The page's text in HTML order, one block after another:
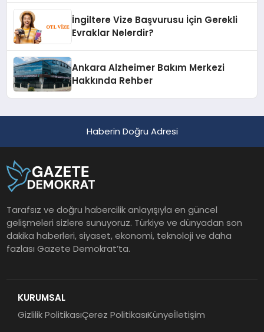
İngiltere Vize Başvurusu İçin Gerekli
Evraklar Nelerdir?
Ankara Alzheimer Bakım Merkezi
Hakkında Rehber
Haberin Doğru Adresi
Tarafsız ve doğru habercilik anlayışıyla en güncel
gelişmeleri sizlere sunuyoruz. Türkiye ve dünyadan son
dakika haberleri, siyaset, ekonomi, teknoloji ve daha
fazlası Gazete Demokrat’ta.
KURUMSAL
Gizlilik PolitikasıÇerez PolitikasıKünyeİletişim